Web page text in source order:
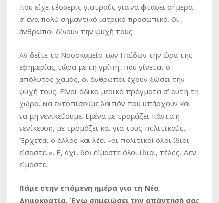
που είχε τέσσερις γιατρούς για να φτάσει σήμερα
σ’ ένα πολύ σημαντικό ιατρικό προσωπικό. Οι
άνθρωποι δίνουν την ψυχή τους.
Αν δείτε το Νοσοκομείο των Παίδων την ώρα της
εφημερίας τώρα με τη γρίπη, που γίνεται ο
απόλυτος χαμός, οι άνθρωποι έχουν δώσει την
ψυχή τους. Είναι άδικα μερικά πράγματα σ’ αυτή τη
χώρα. Να εντοπίσουμε λοιπόν που υπάρχουν και
να μη γενικεύουμε. Εμένα με τρομάζει πάντα η
γενίκευση, με τρομάζει και για τους πολιτικούς.
Έρχεται ο άλλος και λέει «οι πολιτικοί όλοι ίδιοι
είσαστε..». Ε, όχι, δεν είμαστε όλοι ίδιοι, τέλος. Δεν
είμαστε.
Πάμε στην επόμενη ημέρα για τη Νέα
Δημοκρατία. Έχω σημειώσει την απάντησή σας